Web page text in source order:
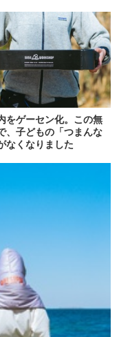
をゲーセン化。この無
、子どもの「つまんな
なくなりました